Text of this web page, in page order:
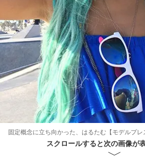
固定概念に立ち向かった、はるたむ【モデルプレ
スクロールすると次の画像が